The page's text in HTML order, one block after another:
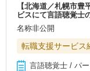
【北海道／札幌市
ビスにて言語聴覚士
名称非公開
転職支援サービス
言語聴覚士 / パ